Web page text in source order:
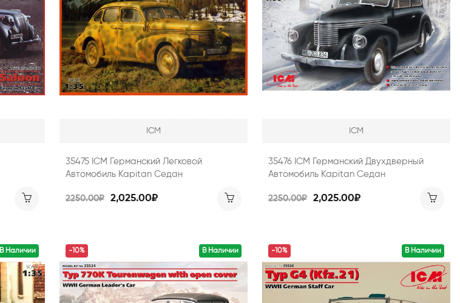
ICM
35475 ICM Германский Легковой
Автомобиль Kapitan Седан
2250.00₽ 2,025.00₽
ICM
35476 ICM Германский Двухдверный
Автомобиль Kapitan Седан
2250.00₽ 2,025.00₽
В Наличии В Наличии
-10% В Наличии
-10%